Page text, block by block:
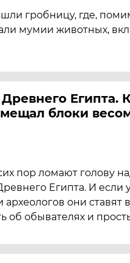
гробницу, где,
мумии животных,
Египта.
блоки
пор ломают голову
Египта. И если
археологов они ставят
об обывателях и